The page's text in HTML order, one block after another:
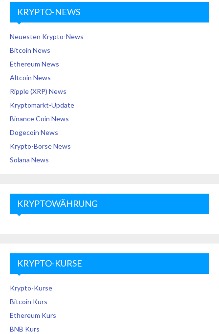
KRYPTO-NEWS
Neuesten Krypto-News
Bitcoin News
Ethereum News
Altcoin News
Ripple (XRP) News
Kryptomarkt-Update
Binance Coin News
Dogecoin News
Krypto-Börse News
Solana News
KRYPTOWÄHRUNG
KRYPTO-KURSE
Krypto-Kurse
Bitcoin Kurs
Ethereum Kurs
BNB Kurs